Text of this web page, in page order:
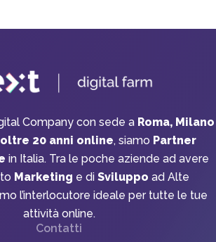
Company con sede a Roma, Milano
oltre 20 anni online, siamo Partner
in Italia. Tra le poche aziende ad avere
Marketing e di Sviluppo ad Alte
l’interlocutore ideale per tutte le tue
attività online.
Contatti